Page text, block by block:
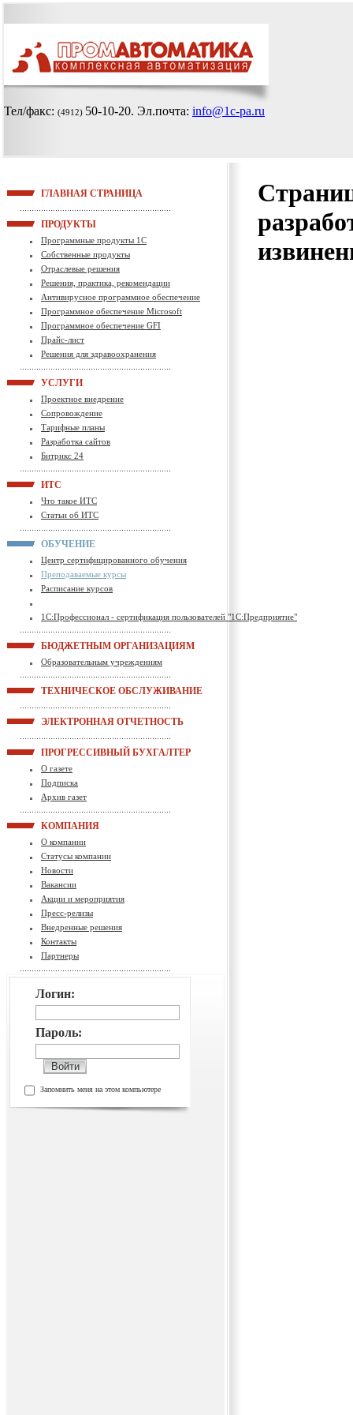
Тел/факс: (4912) 50-10-20. Эл.почта: info@1c-pa.ru
ГЛАВНАЯ СТРАНИЦА
ПРОДУКТЫ
Программные продукты 1С
Собственные продукты
Отраслевые решения
Решения, практика, рекомендации
Антивирусное программное обеспечение
Программное обеспечение Microsoft
Программное обеспечение GFI
Прайс-лист
Решения для здравоохранения
УСЛУГИ
Проектное внедрение
Сопровождение
Тарифные планы
Разработка сайтов
Битрикс 24
ИТС
Что такое ИТС
Статьи об ИТС
ОБУЧЕНИЕ
Центр сертифицированного обучения
Преподаваемые курсы
Расписание курсов
1С:Профессионал - сертификация пользователей "1С:Предприятие"
БЮДЖЕТНЫМ ОРГАНИЗАЦИЯМ
Образовательным учреждениям
ТЕХНИЧЕСКОЕ ОБСЛУЖИВАНИЕ
ЭЛЕКТРОННАЯ ОТЧЕТНОСТЬ
ПРОГРЕССИВНЫЙ БУХГАЛТЕР
О газете
Подписка
Архив газет
КОМПАНИЯ
О компании
Статусы компании
Новости
Вакансии
Акции и мероприятия
Пресс-релизы
Внедренные решения
Контакты
Партнеры
Логин:
Пароль:
Запомнить меня на этом компьютере